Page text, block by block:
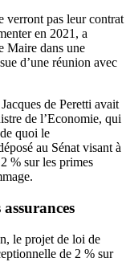
verront pas leur contrat
en 2021, a
Maire dans une
d’une réunion avec
de Peretti avait
de l’Economie, qui
quoi le
au Sénat visant à
% sur les primes
le projet de loi de
de 2 % sur